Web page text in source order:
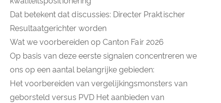
Dat betekent dat discussies: Directer Praktischer
Resultaatgerichter worden
Wat we voorbereiden op Canton Fair 2026
Op basis van deze eerste signalen concentreren we
ons op een aantal belangrijke gebieden:
Het voorbereiden van vergelijkingsmonsters van
geborsteld versus PVD Het aanbieden van